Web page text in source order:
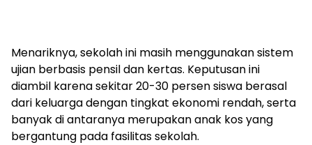
Menariknya, sekolah ini masih menggunakan sistem
ujian berbasis pensil dan kertas. Keputusan ini
diambil karena sekitar 20-30 persen siswa berasal
dari keluarga dengan tingkat ekonomi rendah, serta
banyak di antaranya merupakan anak kos yang
bergantung pada fasilitas sekolah.